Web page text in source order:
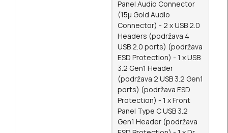
Panel Audio Connector
(15μ Gold Audio
Connector) - 2 x USB 2.0
Headers (podržava 4
USB 2.0 ports) (podržava
ESD Protection) - 1 x USB
3.2 Gen1 Header
(podržava 2 USB 3.2 Gen1
ports) (podržava ESD
Protection) - 1 x Front
Panel Type C USB 3.2
Gen1 Header (podržava